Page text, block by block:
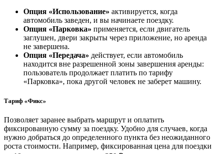
Опция «Использование» активируется, когда
автомобиль заведен, и вы начинаете поездку.
Опция «Парковка» применяется, если двигатель
заглушен, двери закрыты через приложение, но аренда
не завершена.
Опция «Передача» действует, если автомобиль
находится вне разрешенной зоны завершения аренды:
пользователь продолжает платить по тарифу
«Парковка», пока другой человек не заберет машину.
Тариф «Фикс»
Позволяет заранее выбрать маршрут и оплатить
фиксированную сумму за поездку. Удобно для случаев, когда
нужно добраться до определенного пункта без неожиданного
роста стоимости. Например, фиксированная цена для поездки